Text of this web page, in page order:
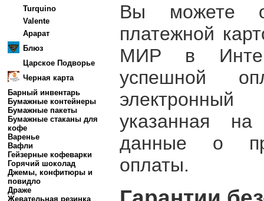
Turquino
Valente
Арарат
Блюз
Царское Подворье
Черная карта
Барный инвентарь
Бумажные контейнеры
Бумажные пакеты
Бумажные стаканы для
кофе
Варенье
Вафли
Гейзерные кофеварки
Горячий шоколад
Джемы, конфитюры и
повидло
Драже
Жевательная резинка
Вы можете
платежной
МИР в
успешной
указанная
данные о
оплаты.